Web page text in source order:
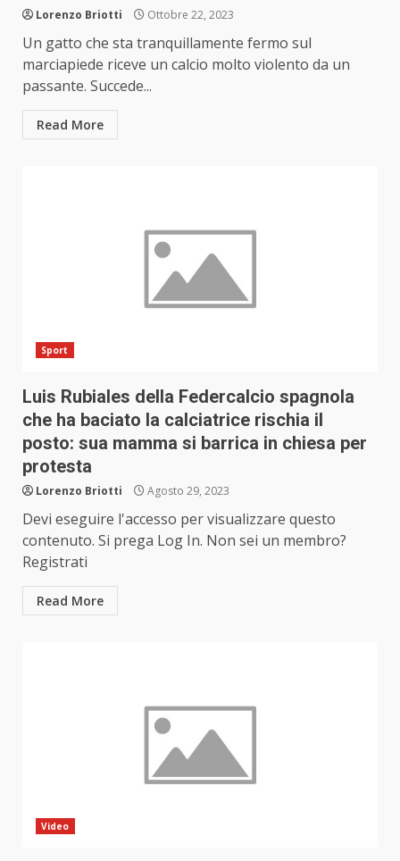
Lorenzo Briotti Ottobre 22, 2023
Un gatto che sta tranquillamente fermo sul
marciapiede riceve un calcio molto violento da un
passante. Succede...
Read More
Sport
Luis Rubiales della Federcalcio spagnola
che ha baciato la calciatrice rischia il
posto: sua mamma si barrica in chiesa per
protesta
Lorenzo Briotti Agosto 29, 2023
Devi eseguire l'accesso per visualizzare questo
contenuto. Si prega Log In. Non sei un membro?
Registrati
Read More
Video